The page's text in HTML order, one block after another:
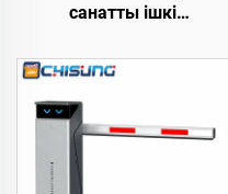
санатты ішкі
жылдамдықты
әзірлеген қозғалтқыш,
темірден жасалған
домалақталған парақ